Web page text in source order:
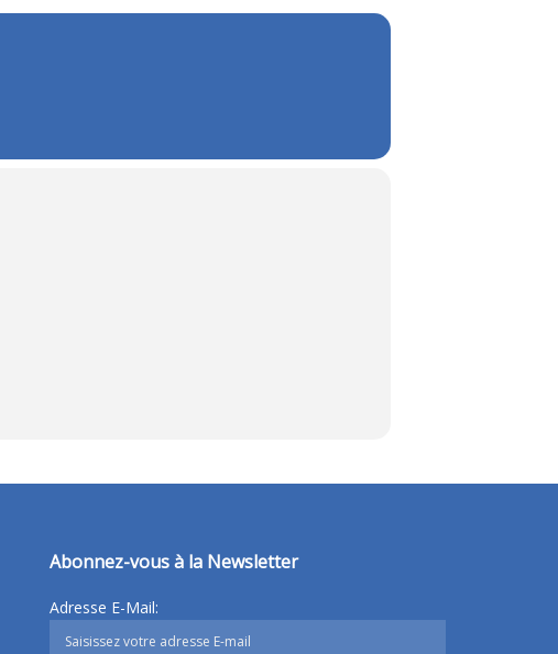
Abonnez-vous à la Newsletter
Adresse E-Mail: